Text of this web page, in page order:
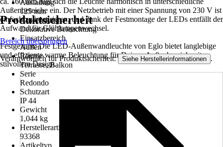
Ausladung
125 mm
Anwendung
Dekorative Beleuchtung
Einsatzbereich
Außen
Räume
Terrasse, Balkon
Serie
Redondo
Schutzart
IP 44
Gewicht
1,044 kg
Herstellerartikelnummer
93368
Artikeltyp
Außenbereiche ein. Der Netzbetrieb mit einer Spannung von 230 V ist
einfach zu integrieren, und dank der Festmontage der LEDs entfällt der
Aufwand für Glühlampenwechsel.
Festgezurrt: Die LED-Außenwandleuchte von Eglo bietet langlebige
und effiziente warme Beleuchtung für Deinen Außenbereich mit
stilvollem Design.
Produktsicherheit
Bereich überspringen
Verantwortlich für Produktsicherheit: Siehe Herstellerinformationen .